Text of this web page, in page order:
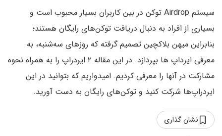
سیستم Airdrop توکن در بین کاربران بسیار محبوب است و
بسیاری از افراد به دنبال دریافت توکن‌های رایگان هستند؛
بنابراین میهن بلاکچین تصمیم گرفته که روزهای سه‌شنبه، به
معرفی ایرداپ ها بپردازد. در این مقاله ۲ ایردراپ را به همراه نحوه
مشارکت در آنها را معرفی کردیم. امیدواریم که بتوانید در این
ایردراپ‌ها شرکت کنید و توکن‌های رایگان به دست آورید.
نشان گذاری